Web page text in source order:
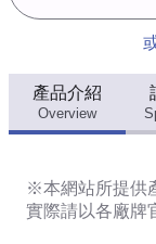
產品介紹
Overview
※本網站所提供
實際請以各廠牌